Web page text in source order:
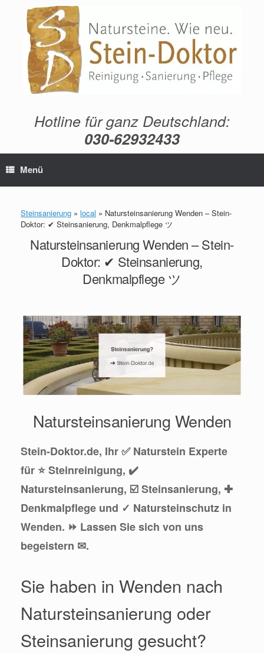
springen
Hotline für ganz Deutschland:
030-62932433
Menü
Steinsanierung » local » Natursteinsanierung Wenden – Stein-
Doktor: ✔ Steinsanierung, Denkmalpflege ツ
Natursteinsanierung Wenden – Stein-
Doktor: ✔ Steinsanierung,
Denkmalpflege ツ
Natursteinsanierung Wenden
Stein-Doktor.de, Ihr ✅ Naturstein Experte
für ⭐ Steinreinigung, ✔️
Natursteinsanierung, ☑️ Steinsanierung, ✚
Denkmalpflege und ✓ Natursteinschutz in
Wenden. ⏩ Lassen Sie sich von uns
begeistern ✉.
Sie haben in Wenden nach
Natursteinsanierung oder
Steinsanierung gesucht?